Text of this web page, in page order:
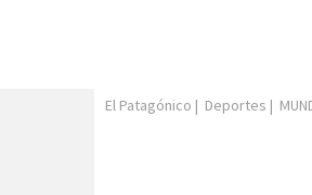
El Patagónico | Deportes |